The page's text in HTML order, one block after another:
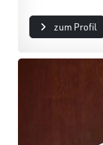
zum Profil